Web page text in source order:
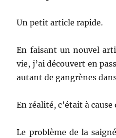
Un petit article rapide.
En faisant un nouvel
vie, j’ai découvert en
autant de gangrènes
En réalité, c’était à cause
Le problème de la